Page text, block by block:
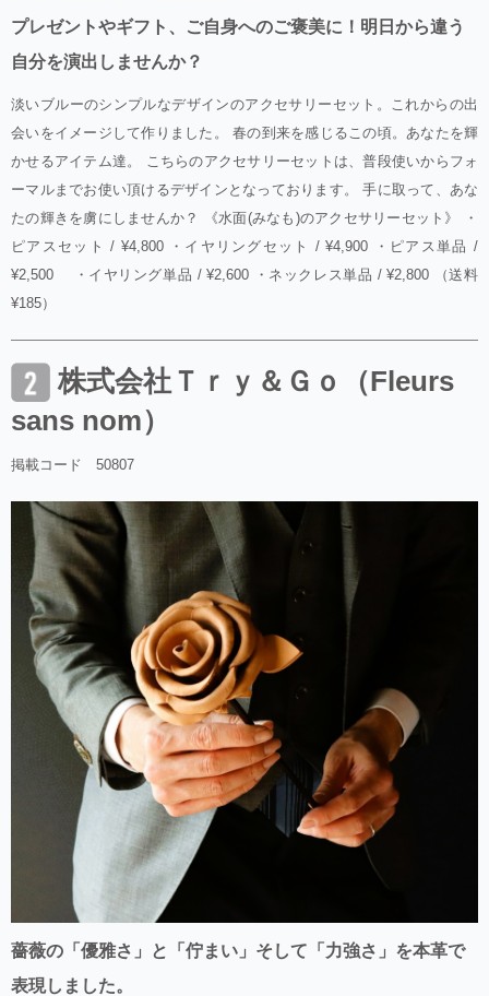
プレゼントやギフト、ご自身へのご褒美に！明日から違う
自分を演出しませんか？
淡いブルーのシンプルなデザインのアクセサリーセット。これからの出
会いをイメージして作りました。 春の到来を感じるこの頃。あなたを輝
かせるアイテム達。 こちらのアクセサリーセットは、普段使いからフォ
ーマルまでお使い頂けるデザインとなっております。 手に取って、あな
たの輝きを虜にしませんか？ 《水面(みなも)のアクセサリーセット》 ・
ピアスセット / ¥4,800 ・イヤリングセット / ¥4,900 ・ピアス単品 /
¥2,500 ・イヤリング単品 / ¥2,600 ・ネックレス単品 / ¥2,800 （送料
¥185）
株式会社Ｔｒｙ＆Ｇｏ（Fleurs
sans nom）
掲載コード 50807
薔薇の「優雅さ」と「佇まい」そして「力強さ」を本革で
表現しました。